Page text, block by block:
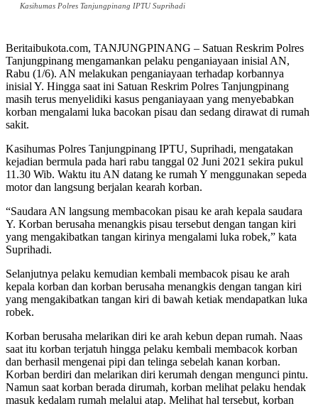
Kasihumas Polres Tanjungpinang IPTU Suprihadi
Beritaibukota.com, TANJUNGPINANG – Satuan Reskrim Polres
Tanjungpinang mengamankan pelaku penganiayaan inisial AN,
Rabu (1/6). AN melakukan penganiayaan terhadap korbannya
inisial Y. Hingga saat ini Satuan Reskrim Polres Tanjungpinang
masih terus menyelidiki kasus penganiayaan yang menyebabkan
korban mengalami luka bacokan pisau dan sedang dirawat di rumah
sakit.
Kasihumas Polres Tanjungpinang IPTU, Suprihadi, mengatakan
kejadian bermula pada hari rabu tanggal 02 Juni 2021 sekira pukul
11.30 Wib. Waktu itu AN datang ke rumah Y menggunakan sepeda
motor dan langsung berjalan kearah korban.
“Saudara AN langsung membacokan pisau ke arah kepala saudara
Y. Korban berusaha menangkis pisau tersebut dengan tangan kiri
yang mengakibatkan tangan kirinya mengalami luka robek,” kata
Suprihadi.
Selanjutnya pelaku kemudian kembali membacok pisau ke arah
kepala korban dan korban berusaha menangkis dengan tangan kiri
yang mengakibatkan tangan kiri di bawah ketiak mendapatkan luka
robek.
Korban berusaha melarikan diri ke arah kebun depan rumah. Naas
saat itu korban terjatuh hingga pelaku kembali membacok korban
dan berhasil mengenai pipi dan telinga sebelah kanan korban.
Korban berdiri dan melarikan diri kerumah dengan mengunci pintu.
Namun saat korban berada dirumah, korban melihat pelaku hendak
masuk kedalam rumah melalui atap. Melihat hal tersebut, korban